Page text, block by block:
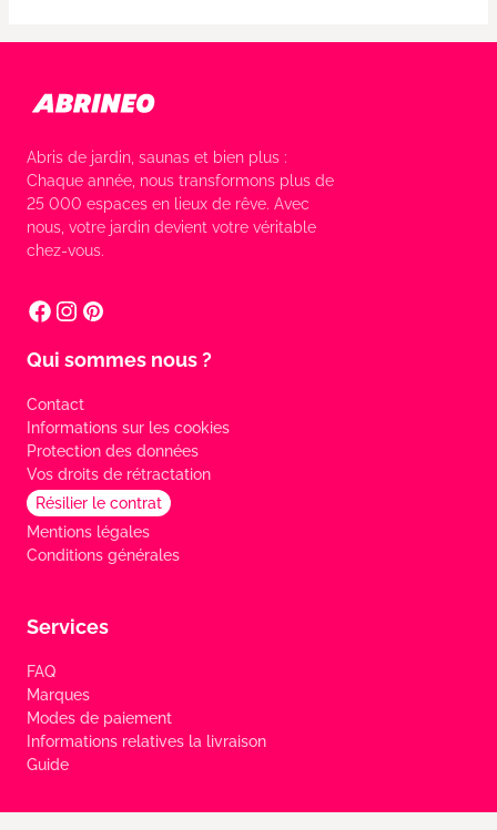
Abris de jardin, saunas et bien plus :
Chaque année, nous transformons plus de
25 000 espaces en lieux de rêve. Avec
nous, votre jardin devient votre véritable
chez-vous.
Qui sommes nous ?
Contact
Informations sur les cookies
Protection des données
Vos droits de rétractation
Résilier le contrat
Mentions légales
Conditions générales
Services
FAQ
Marques
Modes de paiement
Informations relatives la livraison
Guide